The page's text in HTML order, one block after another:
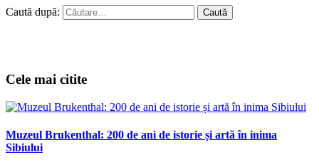
Caută după:
Cele mai citite
Muzeul Brukenthal: 200 de ani de istorie și artă în inima
Sibiului